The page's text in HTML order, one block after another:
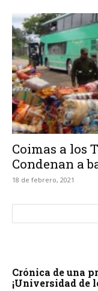
Coimas a los
Condenan a
18 de febrero, 2021
Crónica de una
¡Universidad de